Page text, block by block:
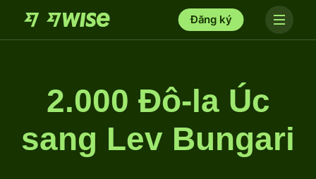
Đăng ký
2.000 Đô-la Úc
sang Lev Bungari